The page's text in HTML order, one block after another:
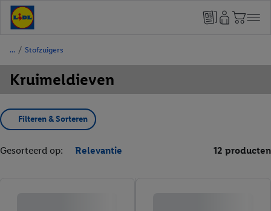
/ Stofzuigers
Kruimeldieven
Filteren & Sorteren
Gesorteerd op: Relevantie 12 producten